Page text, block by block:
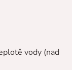
vody (nad